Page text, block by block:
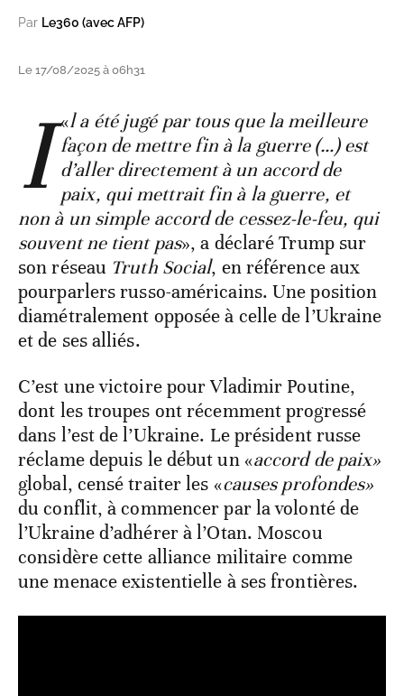
Par Le360 (avec AFP)
Le 17/08/2025 à 06h31
«
I
l a été jugé par tous que la meilleure
façon de mettre fin à la guerre (…) est
d’aller directement à un accord de
paix, qui mettrait fin à la guerre, et
non à un simple accord de cessez-le-feu, qui
souvent ne tient pas», a déclaré Trump sur
son réseau Truth Social, en référence aux
pourparlers russo-américains. Une position
diamétralement opposée à celle de l’Ukraine
et de ses alliés.
C’est une victoire pour Vladimir Poutine,
dont les troupes ont récemment progressé
dans l’est de l’Ukraine. Le président russe
réclame depuis le début un «accord de paix»
global, censé traiter les «causes profondes»
du conflit, à commencer par la volonté de
l’Ukraine d’adhérer à l’Otan. Moscou
considère cette alliance militaire comme
une menace existentielle à ses frontières.